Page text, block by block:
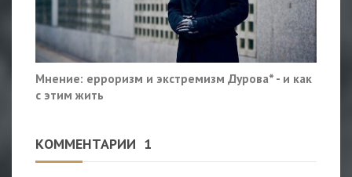
Мнение: ерроризм и экстремизм Дурова* - и как
с этим жить
КОММЕНТАРИИ 1